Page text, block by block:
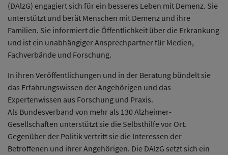
(DAlzG) engagiert sich für ein besseres Leben mit Demenz. Sie
unterstützt und berät Menschen mit Demenz und ihre
Familien. Sie informiert die Öffentlichkeit über die Erkrankung
und ist ein unabhängiger Ansprechpartner für Medien,
Fachverbände und Forschung.
In ihren Veröffentlichungen und in der Beratung bündelt sie
das Erfahrungswissen der Angehörigen und das
Expertenwissen aus Forschung und Praxis.
Als Bundesverband von mehr als 130 Alzheimer-
Gesellschaften unterstützt sie die Selbsthilfe vor Ort.
Gegenüber der Politik vertritt sie die Interessen der
Betroffenen und ihrer Angehörigen. Die DAlzG setzt sich ein